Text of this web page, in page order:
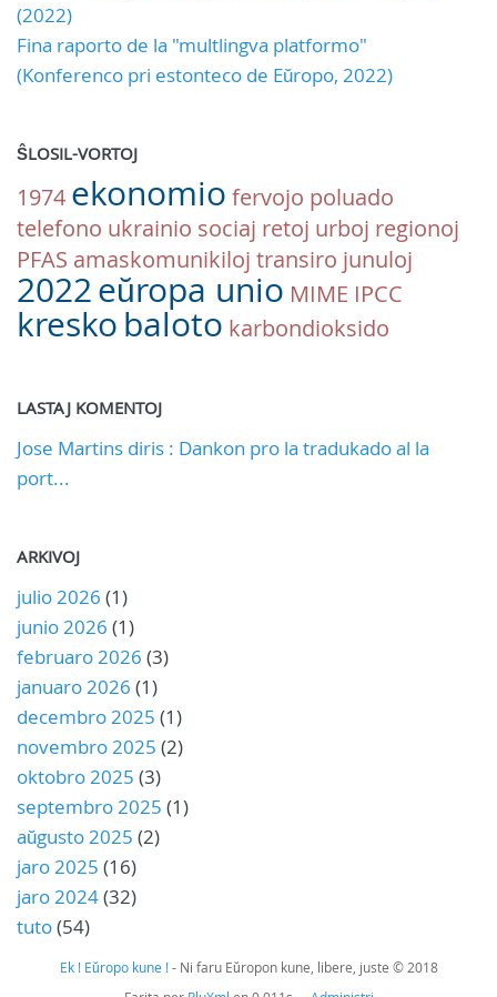
(2022)
Fina raporto de la "multlingva platformo"
(Konferenco pri estonteco de Eŭropo, 2022)
ŜLOSIL-VORTOJ
1974 ekonomio fervojo poluado
telefono ukrainio sociaj retoj urboj regionoj
PFAS amaskomunikiloj transiro junuloj
2022eŭropa unio MIME IPCC
kresko baloto karbondioksido
LASTAJ KOMENTOJ
Jose Martins diris : Dankon pro la tradukado al la
port...
ARKIVOJ
julio 2026 (1)
junio 2026 (1)
februaro 2026 (3)
januaro 2026 (1)
decembro 2025 (1)
novembro 2025 (2)
oktobro 2025 (3)
septembro 2025 (1)
aŭgusto 2025 (2)
jaro 2025 (16)
jaro 2024(32)
tuto(54)
Ek ! Eŭropo kune !- Ni faru Eŭropon kune, libere, juste © 2018